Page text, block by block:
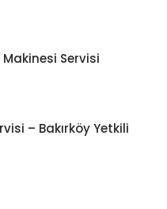
Servisi
– Bakırköy Yetkili